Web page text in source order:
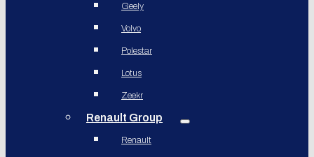
Geely
Volvo
Polestar
Lotus
Zeekr
Renault Group
Renault